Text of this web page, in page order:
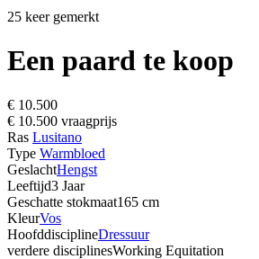
25 keer gemerkt
Een paard te koop
€ 10.500
€ 10.500 vraagprijs
Ras Lusitano
Type Warmbloed
GeslachtHengst
Leeftijd3 Jaar
Geschatte stokmaat165 cm
KleurVos
HoofddisciplineDressuur
verdere disciplinesWorking Equitation